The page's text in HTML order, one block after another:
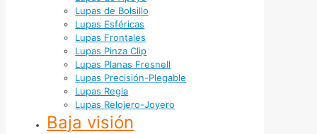
Lupas de Bolsillo
Lupas Esféricas
Lupas Frontales
Lupas Pinza Clip
Lupas Planas Fresnell
Lupas Precisión-Plegable
Lupas Regla
Lupas Relojero-Joyero
Baja visión